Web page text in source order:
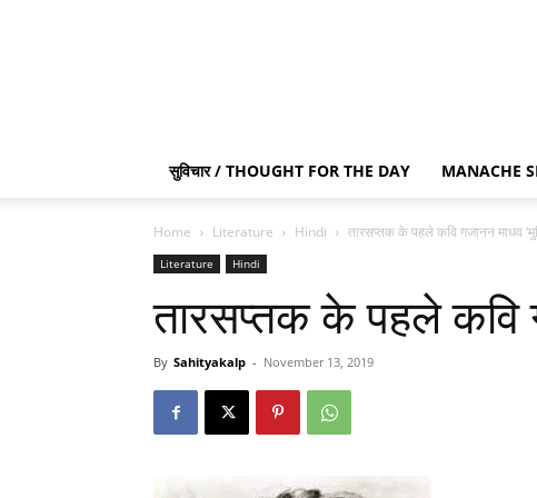
सुविचार / THOUGHT FOR THE DAY MANACHE
Home Literature Hindi तारसप्तक के पहले कवि गजानन माधव
Literature Hindi
तारसप्तक के पहले कवि
By Sahityakalp - November 13, 2019